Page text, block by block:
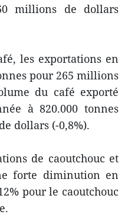
millions de dollars
les exportations en
pour 265 millions
du café exporté
à 820.000 tonnes
dollars (-0,8%).
de caoutchouc et
forte diminution en
pour le caoutchouc